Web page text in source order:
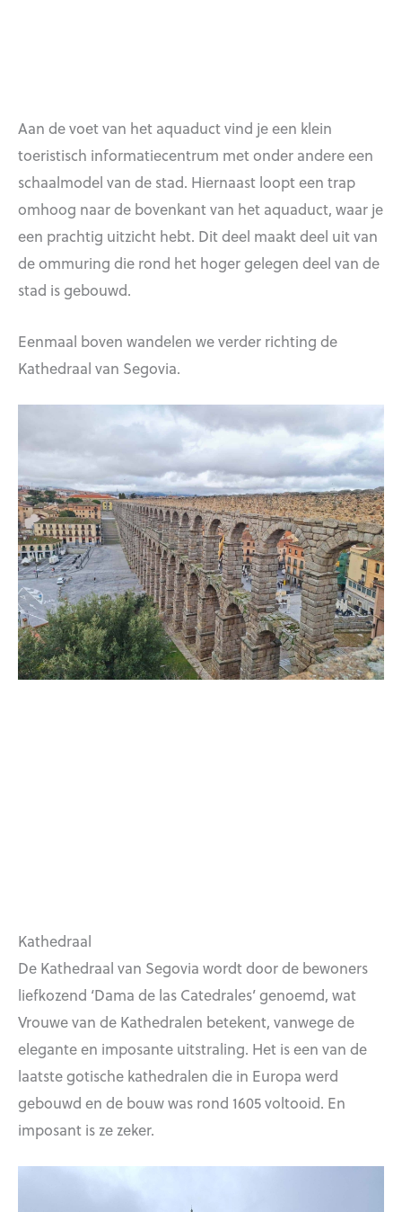
Aan de voet van het aquaduct vind je een klein
toeristisch informatiecentrum met onder andere een
schaalmodel van de stad. Hiernaast loopt een trap
omhoog naar de bovenkant van het aquaduct, waar je
een prachtig uitzicht hebt. Dit deel maakt deel uit van
de ommuring die rond het hoger gelegen deel van de
stad is gebouwd.
Eenmaal boven wandelen we verder richting de
Kathedraal van Segovia.
Kathedraal
De Kathedraal van Segovia wordt door de bewoners
liefkozend ‘Dama de las Catedrales’ genoemd, wat
Vrouwe van de Kathedralen betekent, vanwege de
elegante en imposante uitstraling. Het is een van de
laatste gotische kathedralen die in Europa werd
gebouwd en de bouw was rond 1605 voltooid. En
imposant is ze zeker.